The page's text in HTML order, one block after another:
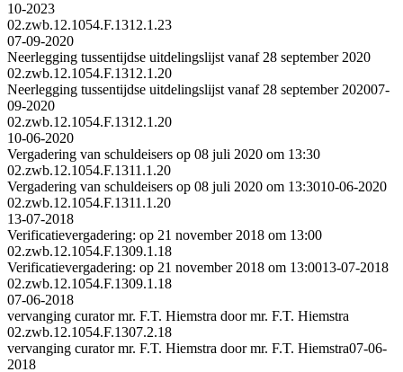
10-2023
02.zwb.12.1054.F.1312.1.23
07-09-2020
Neerlegging tussentijdse uitdelingslijst vanaf 28 september 2020
02.zwb.12.1054.F.1312.1.20
Neerlegging tussentijdse uitdelingslijst vanaf 28 september 202007-
09-2020
02.zwb.12.1054.F.1312.1.20
10-06-2020
Vergadering van schuldeisers op 08 juli 2020 om 13:30
02.zwb.12.1054.F.1311.1.20
Vergadering van schuldeisers op 08 juli 2020 om 13:3010-06-2020
02.zwb.12.1054.F.1311.1.20
13-07-2018
Verificatievergadering: op 21 november 2018 om 13:00
02.zwb.12.1054.F.1309.1.18
Verificatievergadering: op 21 november 2018 om 13:0013-07-2018
02.zwb.12.1054.F.1309.1.18
07-06-2018
vervanging curator mr. F.T. Hiemstra door mr. F.T. Hiemstra
02.zwb.12.1054.F.1307.2.18
vervanging curator mr. F.T. Hiemstra door mr. F.T. Hiemstra07-06-
2018